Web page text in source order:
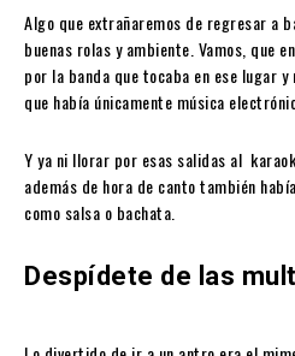
Algo que extrañaremos de regresar a
buenas rolas y ambiente. Vamos, que
por la banda que tocaba en ese lugar
que había únicamente música
Y ya ni llorar por esas salidas al
además de hora de canto también
como salsa o bachata.
Despídete de las